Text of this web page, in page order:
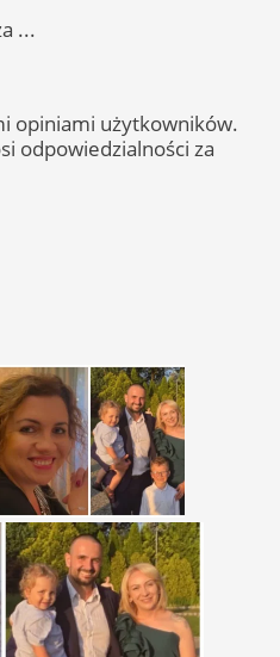
...
opiniami użytkowników.
odpowiedzialności za